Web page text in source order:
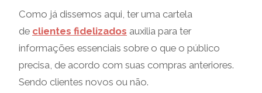
Como já dissemos aqui, ter uma cartela
de clientes fidelizados auxilia para ter
informações essenciais sobre o que o público
precisa, de acordo com suas compras anteriores.
Sendo clientes novos ou não.